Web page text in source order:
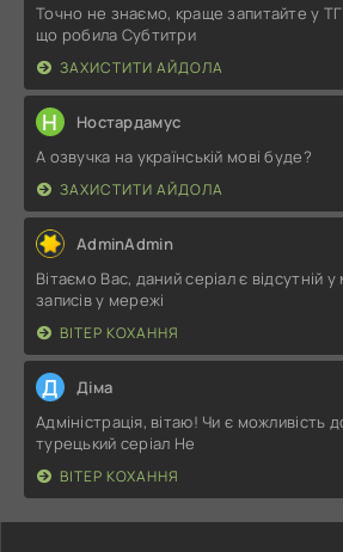
Точно не знаємо, краще запитайте у ТГ
що робила Субтитри
ЗАХИСТИТИ АЙДОЛА
Н Ностардамус
А озвучка на українській мові буде?
ЗАХИСТИТИ АЙДОЛА
AdminAdmin
Вітаємо Вас, даний серіал є відсутній у
записів у мережі
ВІТЕР КОХАННЯ
Д Діма
Адміністрація, вітаю! Чи є можливість
турецький серіал Не
ВІТЕР КОХАННЯ